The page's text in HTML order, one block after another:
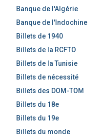
Banque de l'Algérie
Banque de l'Indochine
Billets de 1940
Billets de la RCFTO
Billets de la Tunisie
Billets de nécessité
Billets des DOM-TOM
Billets du 18e
Billets du 19e
Billets du monde